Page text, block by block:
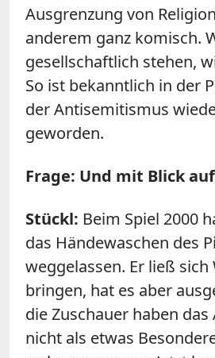
Ausgrenzung von
anderem ganz komisch.
gesellschaftlich stehen,
So ist bekanntlich in der
der Antisemitismus
geworden.
Frage: Und mit Blick
Stückl: Beim Spiel 2000
das Händewaschen des
weggelassen. Er ließ sich
bringen, hat es aber
die Zuschauer haben
nicht als etwas